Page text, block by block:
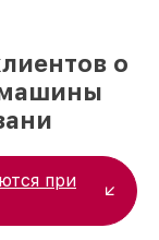
о
при